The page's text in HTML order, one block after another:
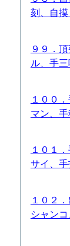
刻、自
９９．
ル、手
１００
マン、
１０１
サイ、
１０２
シャン